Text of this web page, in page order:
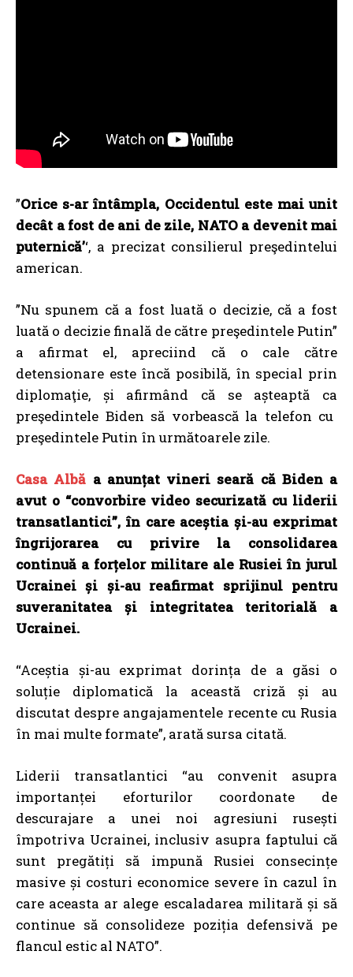
”Orice s-ar întâmpla, Occidentul este mai unit
decât a fost de ani de zile, NATO a devenit mai
puternică’‘, a precizat consilierul preşedintelui
american.
”Nu spunem că a fost luată o decizie, că a fost
luată o decizie finală de către preşedintele Putin”
a afirmat el, apreciind că o cale către
detensionare este încă posibilă, în special prin
diplomaţie, și afirmând că se așteaptă ca
preşedintele Biden să vorbească la telefon cu
preşedintele Putin în următoarele zile.
Casa Albă a anunțat vineri seară că Biden a
avut o “convorbire video securizată cu liderii
transatlantici”, în care aceștia și-au exprimat
îngrijorarea cu privire la consolidarea
continuă a forțelor militare ale Rusiei în jurul
Ucrainei și și-au reafirmat sprijinul pentru
suveranitatea și integritatea teritorială a
Ucrainei.
“Aceștia și-au exprimat dorința de a găsi o
soluție diplomatică la această criză și au
discutat despre angajamentele recente cu Rusia
în mai multe formate”, arată sursa citată.
Liderii transatlantici “au convenit asupra
importanței eforturilor coordonate de
descurajare a unei noi agresiuni rusești
împotriva Ucrainei, inclusiv asupra faptului că
sunt pregătiți să impună Rusiei consecințe
masive și costuri economice severe în cazul în
care aceasta ar alege escaladarea militară și să
continue să consolideze poziția defensivă pe
flancul estic al NATO”.